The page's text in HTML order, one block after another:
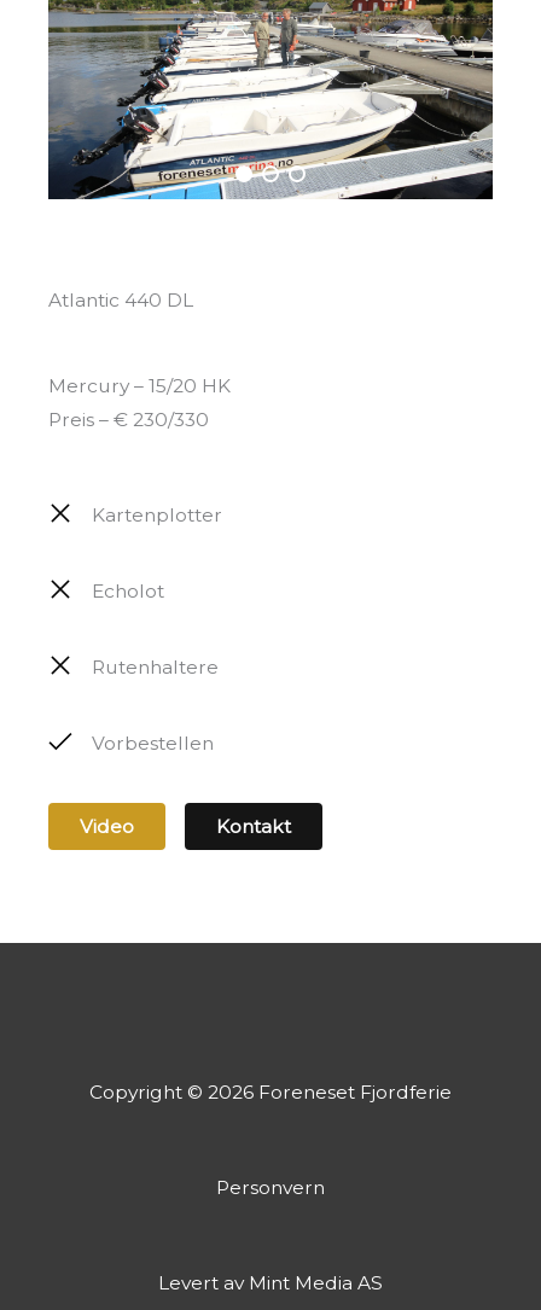
Atlantic 440 DL
Mercury – 15/20 HK
Preis – € 230/330
Kartenplotter
Echolot
Rutenhaltere
Vorbestellen
Video Kontakt
Copyright © 2026 Foreneset Fjordferie
Personvern
Levert av Mint Media AS